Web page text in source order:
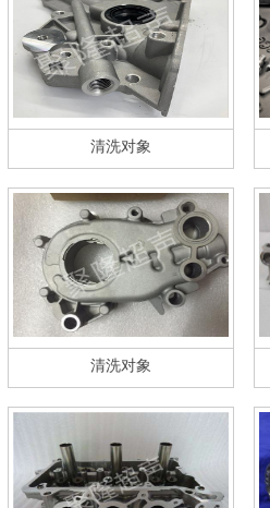
清洗对象
清洗对象